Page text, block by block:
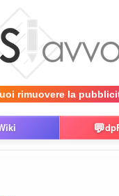
rimuovere la
💬